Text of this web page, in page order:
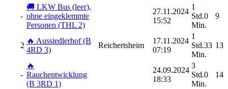
-
🚚 LKW Bus (leer),
ohne eingeklemmte
Personen (THL 2)
27.11.2024
15:52
1
Std.0
Min.
9
2
🔥 Aussiedlerhof (B
4RD 3)
Reichertsheim
17.11.2024
07:19
1
Std.33
Min.
13
-
🔥
Rauchentwicklung
(B 3RD 1)
24.09.2024
18:33
3
Std.0
Min.
14